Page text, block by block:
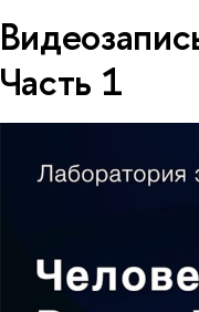
Часть 1